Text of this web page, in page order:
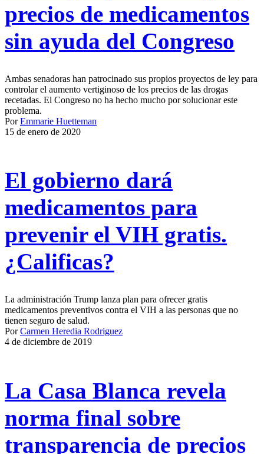
precios de medicamentos
sin ayuda del Congreso
Ambas senadoras han patrocinado sus propios proyectos de ley para
controlar el aumento vertiginoso de los precios de las drogas
recetadas. El Congreso no ha hecho mucho por solucionar este
problema.
PorEmmarie Huetteman
15 de enero de 2020
El gobierno dará
medicamentos para
prevenir el VIH gratis.
¿Calificas?
La administración Trump lanza plan para ofrecer gratis
medicamentos preventivos contra el VIH a las personas que no
tienen seguro de salud.
PorCarmen Heredia Rodriguez
4 de diciembre de 2019
La Casa Blanca revela
norma final sobre
transparencia de precios